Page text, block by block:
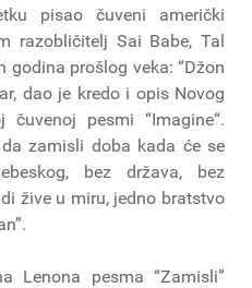
pisao čuveni američki
razobličitelj Sai Babe, Tal
godina prošlog veka: “Džon
dao je kredo i opis Novog
pesmi “Imagine“.
zamisli doba kada će se
bez država, bez
žive u miru, jedno bratstvo
Lenona pesma “Zamisli”